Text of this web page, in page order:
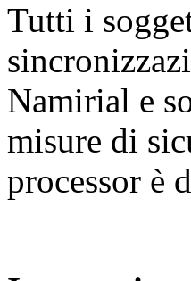
Tutti i
Namirial e
misure di
processor è